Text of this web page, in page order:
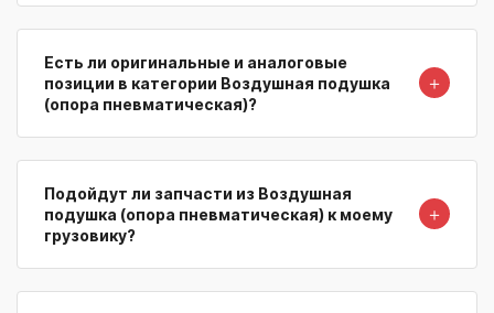
Есть ли оригинальные и аналоговые
позиции в категории Воздушная подушка
(опора пневматическая)?
＋
Подойдут ли запчасти из Воздушная
подушка (опора пневматическая) к моему
грузовику?
＋